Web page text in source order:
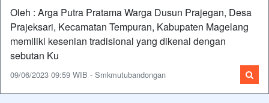
Oleh : Arga Putra Pratama Warga Dusun Prajegan, Desa
Prajeksari, Kecamatan Tempuran, Kabupaten Magelang
memiliki kesenian tradisional yang dikenal dengan
sebutan Ku
09/06/2023 09:59 WIB - Smkmutubandongan